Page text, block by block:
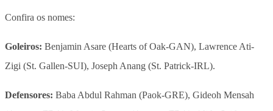
Confira os nomes:
Goleiros: Benjamin Asare (Hearts of Oak-GAN), Lawrence Ati-
Zigi (St. Gallen-SUI), Joseph Anang (St. Patrick-IRL).
Defensores: Baba Abdul Rahman (Paok-GRE), Gideoh Mensah